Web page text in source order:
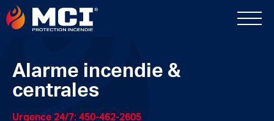
Alarme incendie &
centrales
Urgence 24/7: 450-462-2605